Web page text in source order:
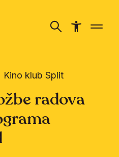
Kino klub Split
radova